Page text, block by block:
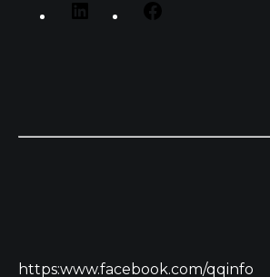
https:www.facebook.com/qqinfo